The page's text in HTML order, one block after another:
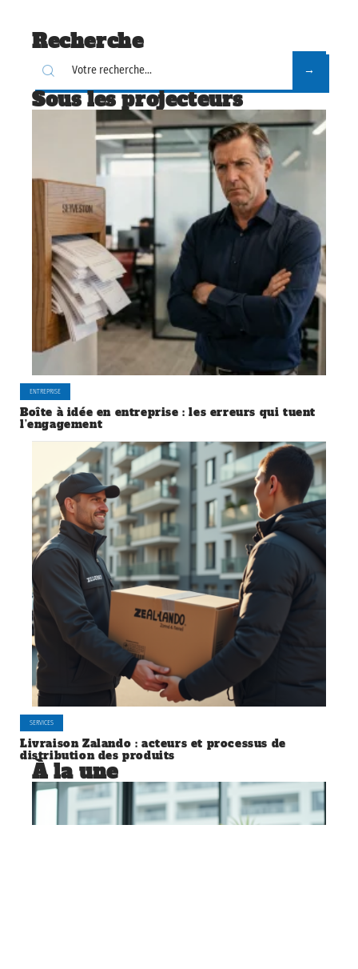
Recherche
Sous les projecteurs
ENTREPRISE
Boîte à idée en entreprise : les erreurs qui tuent
l’engagement
SERVICES
Livraison Zalando : acteurs et processus de
distribution des produits
À la une